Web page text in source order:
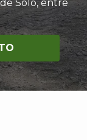
Solo, entre